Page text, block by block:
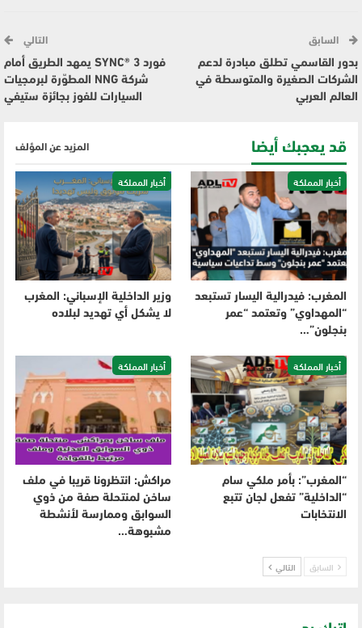
السابق
بدور القاسمي تطلق مبادرة لدعم
الشركات الصغيرة والمتوسطة في
العالم العربي
التالي
فورد SYNC® 3 يمهد الطريق أمام
شركة NNG المطوّرة لبرمجيات
السيارات للفوز بجائزة ستيفي
قد يعجبك أيضا المزيد عن المؤلف
أخبار المملكة
المغرب: فيدرالية اليسار تستبعد
“المهداوي” وتعتمد “عمر
بنجلون”…
أخبار المملكة
وزير الداخلية الإسباني: المغرب
لا يشكل أي تهديد لبلاده
أخبار المملكة
“المغرب”: بأمر ملكي سام
“الداخلية” تفعل لجان تتبع
الانتخابات
أخبار المملكة
مراكش: انتظرونا قريبا في ملف
ساخن لمنتحلة صفة من ذوي
السوابق وممارسة لأنشطة
مشبوهة…
السابق التالي